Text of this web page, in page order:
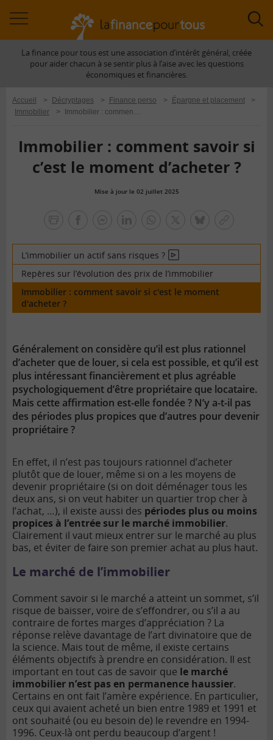
àLa finance pour tous est une association d’intérêt général, créée
pour aider chacun à se sentir plus à l’aise avec les questions
économiques et financières.
Accueil > Décryptages > Finance perso > Épargne et placement
>
Immobilier
> Immobilier : comment savoir si c’est le moment d’acheter ?
Immobilier : comment savoir si
c’est le moment d’acheter ?
Mise à jour le 02 juillet 2025
tous
L’immobilier un actif sans risques ?En
vidéo
Repères sur l’évolution des prix de l’immobilier
Immobilier : comment savoir si c'est le moment
d'acheter ?
Généralement on considère qu’il est plus rationnel
d’acheter que de louer, si cela est possible, et qu’il est
plus intéressant financièrement et plus agréable
psychologiquement d’être propriétaire que locataire.
Mais cette affirmation est-elle fondée ? N’y a-t-il pas
des périodes plus propices que d’autres pour devenir
propriétaire ?
En effet, il n’est pas toujours rationnel d’acheter
plutôt que de louer, même si on a les moyens de
devenir propriétaire (si on doit déménager tous les
deux ans, si on veut habiter un quartier trop cher à
l’achat, …), il existe aussi des périodes plus ou moins
propices à l’entrée sur le marché immobilier.
Clairement il vaut mieux entrer sur le marché au plus
bas, et éviter de faire son premier achat au plus haut.
Le marché de l’immobilier
Comment savoir si le marché a atteint un sommet, s’il
risque de baisser, voire de s’effondrer, ou s’il a au
contraire de fortes marges d’appréciation ? La
réponse relève davantage de l’art divinatoire que de
la science. Mais tout de même, il existe certains
éléments objectifs à prendre en considération. Il est
important en tout cas de savoir que le marché
immobilier n’est pas en permanence haussier.
Certains en ont fait l’amère expérience. En particulier,
ceux qui avaient acheté un bien entre 1989 et 1991 et
ont souhaité (ou eu besoin de) le revendre en 1994-
1996. Ceux-là ont perdu beaucoup d’argent !